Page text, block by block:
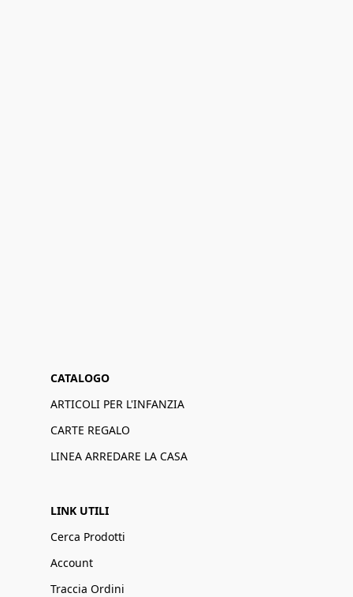
CATALOGO
ARTICOLI PER L'INFANZIA
CARTE REGALO
LINEA ARREDARE LA CASA
LINK UTILI
Cerca Prodotti
Account
Traccia Ordini